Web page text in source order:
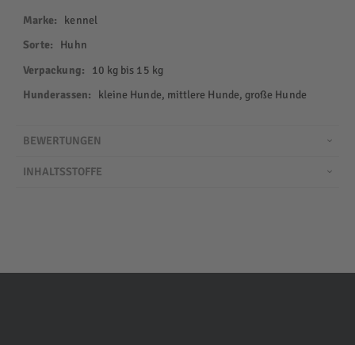
Informationen
kennel
Huhn
10 kg bis 15 kg
kleine Hunde, mittlere Hunde, große Hunde
BEWERTUNGEN
INHALTSSTOFFE